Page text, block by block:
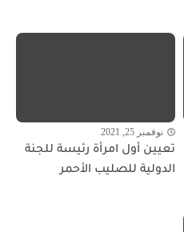
نوفمبر 25, 2021
تعيين أول امرأة رئيسة للجنة
الدولية للصليب الأحمر